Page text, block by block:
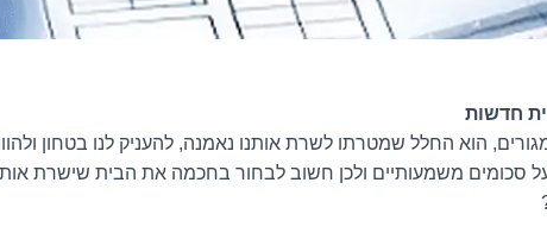
חדשות
הוא החלל שמטרתו לשרת אותנו נאמנה, להעניק לנו בטחון
משמעותיים ולכן חשוב לבחור בחכמה את הבית שישרת